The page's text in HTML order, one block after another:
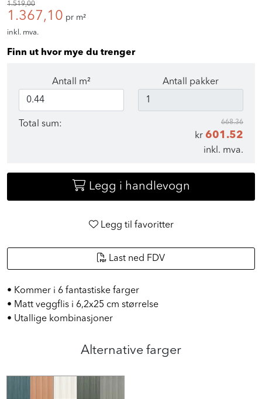
1.519,00
1.367,10 pr m²
inkl. mva.
Finn ut hvor mye du trenger
Antall m² Antall pakker
Total sum: 668.36
kr 601.52
inkl. mva.
Legg i handlevogn
Legg til favoritter
Last ned FDV
• Kommer i 6 fantastiske farger
• Matt veggflis i 6,2x25 cm størrelse
• Utallige kombinasjoner
Alternative farger